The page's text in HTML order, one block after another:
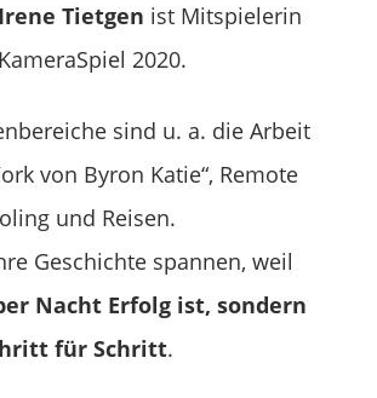
Irene Tietgen ist Mitspielerin
2020.
sind u. a. die Arbeit
von Byron Katie“, Remote
und Reisen.
Geschichte spannen, weil
Nacht Erfolg ist, sondern
für Schritt.